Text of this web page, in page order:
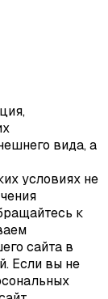
вида, а
условиях не
к
сайта в
Если вы не